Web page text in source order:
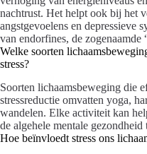
nachtrust. Het helpt ook bij het
angstgevoelens en depressieve
van endorfines, de zogenaamde
Welke soorten
stress?
Soorten lichaamsbeweging die
stressreductie omvatten yoga,
wandelen. Elke activiteit kan
de algehele mentale gezondheid
Hoe beïnvloedt stress ons